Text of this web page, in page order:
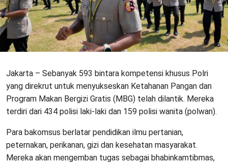
Jakarta – Sebanyak 593 bintara kompetensi khusus Polri
yang direkrut untuk menyukseskan Ketahanan Pangan dan
Program Makan Bergizi Gratis (MBG) telah dilantik. Mereka
terdiri dari 434 polisi laki-laki dan 159 polisi wanita (polwan).
Para bakomsus berlatar pendidikan ilmu pertanian,
peternakan, perikanan, gizi dan kesehatan masyarakat.
Mereka akan mengemban tugas sebagai bhabinkamtibmas,